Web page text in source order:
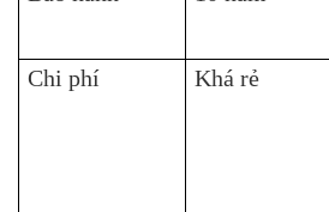
Chi phí
Khá rẻ